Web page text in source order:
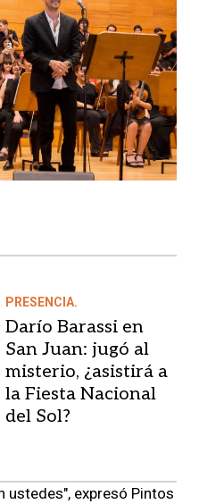
PRESENCIA.
Darío Barassi en
San Juan: jugó al
misterio, ¿asistirá a
la Fiesta Nacional
del Sol?
ustedes", expresó Pintos